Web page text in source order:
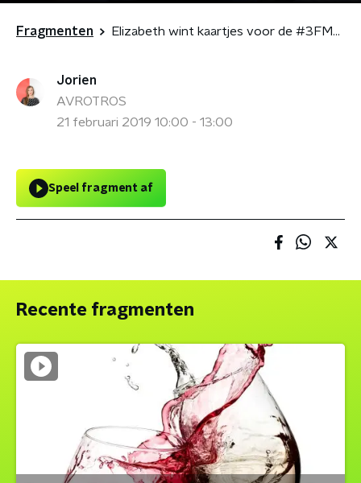
Fragmenten Elizabeth wint kaartjes voor de #3FMExclusive met @billieeilish en is onwijs blij!
Jorien
AVROTROS
21 februari 2019 10:00 - 13:00
Speel fragment af
Recente fragmenten